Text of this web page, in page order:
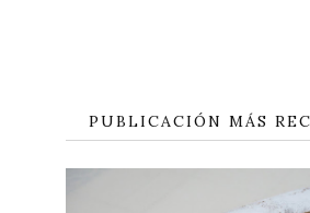
PUBLICACIÓN MÁS